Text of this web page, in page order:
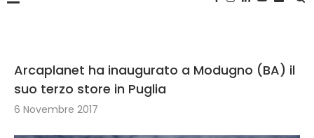
Arcaplanet ha inaugurato a Modugno (BA) il
suo terzo store in Puglia
6 Novembre 2017